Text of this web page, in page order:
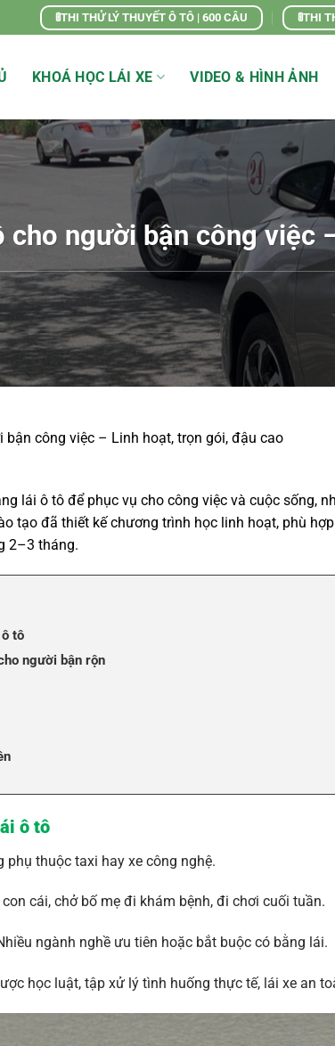
🚦THI THỬ LÝ THUYẾT Ô TÔ | 600 CÂU 🚦THI
KHOÁ HỌC LÁI XE VIDEO & HÌNH ẢNH
cho người bận công việc
bận công việc – Linh hoạt, trọn gói, đậu cao
lái ô tô để phục vụ cho công việc và cuộc sống,
tạo đã thiết kế chương trình học linh hoạt, phù
2–3 tháng.
tô
người bận rộn
ô tô
phụ thuộc taxi hay xe công nghệ.
cái, chở bố mẹ đi khám bệnh, đi chơi cuối tuần.
ngành nghề ưu tiên hoặc bắt buộc có bằng lái.
học luật, tập xử lý tình huống thực tế, lái xe an